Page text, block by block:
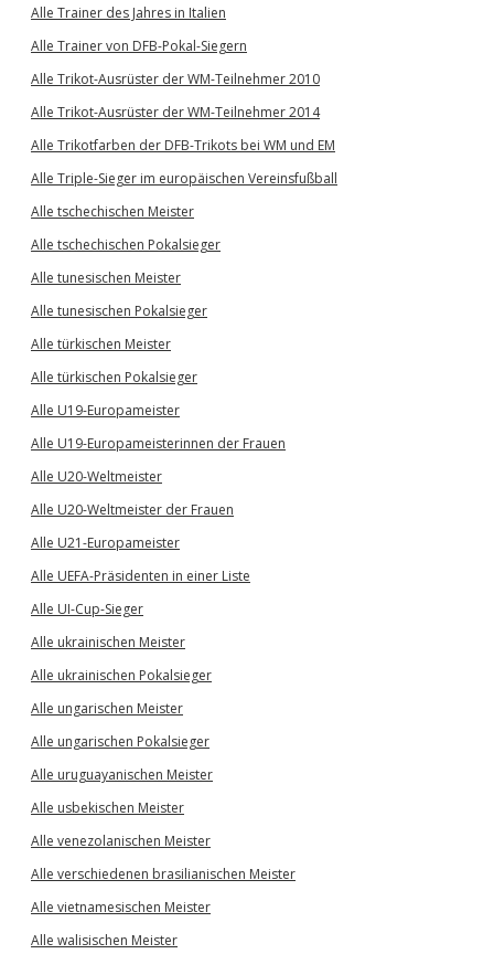
Alle Trainer des Jahres in Italien
Alle Trainer von DFB-Pokal-Siegern
Alle Trikot-Ausrüster der WM-Teilnehmer 2010
Alle Trikot-Ausrüster der WM-Teilnehmer 2014
Alle Trikotfarben der DFB-Trikots bei WM und EM
Alle Triple-Sieger im europäischen Vereinsfußball
Alle tschechischen Meister
Alle tschechischen Pokalsieger
Alle tunesischen Meister
Alle tunesischen Pokalsieger
Alle türkischen Meister
Alle türkischen Pokalsieger
Alle U19-Europameister
Alle U19-Europameisterinnen der Frauen
Alle U20-Weltmeister
Alle U20-Weltmeister der Frauen
Alle U21-Europameister
Alle UEFA-Präsidenten in einer Liste
Alle UI-Cup-Sieger
Alle ukrainischen Meister
Alle ukrainischen Pokalsieger
Alle ungarischen Meister
Alle ungarischen Pokalsieger
Alle uruguayanischen Meister
Alle usbekischen Meister
Alle venezolanischen Meister
Alle verschiedenen brasilianischen Meister
Alle vietnamesischen Meister
Alle walisischen Meister